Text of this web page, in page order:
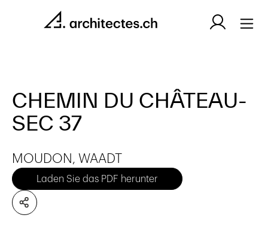
CHEMIN DU CHÂTEAU-
SEC 37
MOUDON, WAADT
Laden Sie das PDF herunter